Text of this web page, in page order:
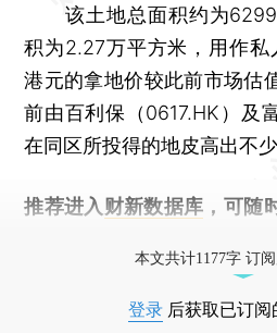
该土地总面积约为6299
积为2.27万平方米，用作私
港元的拿地价较此前市场估
前由百利保（0617.HK）及
在同区所投得的地皮高出不少
推荐进入 财新数据库 ，可随
本文共计1177字 订
登录 后获取已订阅